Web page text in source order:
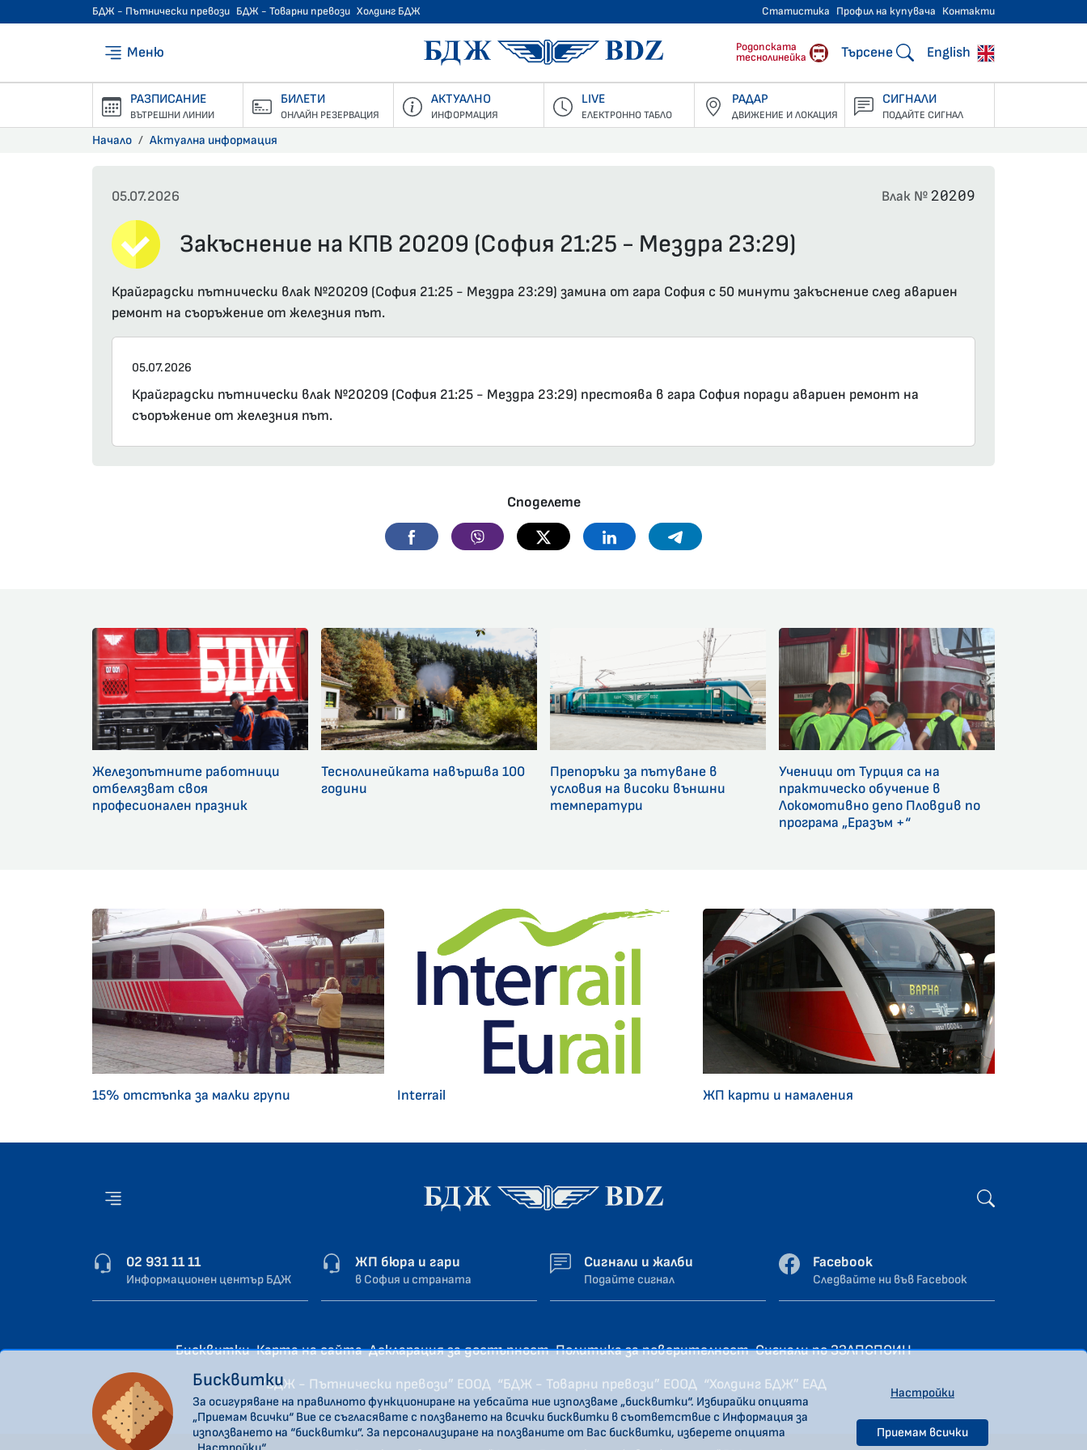
БДЖ - Пътнически превози БДЖ - Товарни превози Холдинг БДЖ Статистика Профил на купувача Контакти
Меню БДЖ - Пътнически превози
Родопската
теснолинейка
Търсене English
РАЗПИСАНИЕ
ВЪТРЕШНИ ЛИНИИ
БИЛЕТИ
ОНЛАЙН РЕЗЕРВАЦИЯ
АКТУАЛНО
ИНФОРМАЦИЯ
LIVE
ЕЛЕКТРОННО ТАБЛО
РАДАР
ДВИЖЕНИЕ И ЛОКАЦИЯ
СИГНАЛИ
ПОДАЙТЕ СИГНАЛ
Начало Актуална информация
05.07.2026 Влак №20209
Закъснение на КПВ 20209 (София 21:25 - Мездра 23:29)
Крайградски пътнически влак №20209 (София 21:25 - Мездра 23:29) замина от гара София с 50 минути закъснение след авариен
ремонт на съоръжение от железния път.
05.07.2026
Крайградски пътнически влак №20209 (София 21:25 - Мездра 23:29) престоява в гара София поради авариен ремонт на
съоръжение от железния път.
Споделете
Facebook Viber Twitter Linkedin Telegram
Железопътните работници
отбелязват своя
професионален празник
Теснолинейката навършва 100
години
Препоръки за пътуване в
условия на високи външни
температури
Ученици от Турция са на
практическо обучение в
Локомотивно депо Пловдив по
програма „Еразъм +“
15% отстъпка за малки групи Interrail ЖП карти и намаления
02 931 11 11
Информационен център БДЖ
ЖП бюра и гари
в София и страната
Сигнали и жалби
Подайте сигнал
Facebook
Следвайте ни във Facebook
Бисквитки Карта на сайта Декларация за достъпност Политика за поверителност Сигнали по ЗЗЛПСПОИН
“БДЖ - Пътнически превози” ЕООД “БДЖ - Товарни превози” ЕООД “Холдинг БДЖ” ЕАД
Бисквитки
За осигуряване на правилното функциониране на уебсайта ние използваме „бисквитки“. Избирайки опцията
„Приемам всички“ Вие се съгласявате с ползването на всички бисквитки в съответствие с Информация за
използването на “бисквитки”. За персонализиране на ползваните от Вас бисквитки, изберете опцията
Настройки
Приемам всички